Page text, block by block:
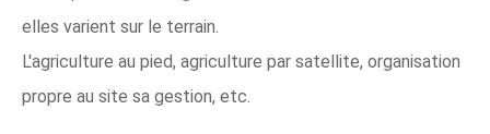
elles varient sur le terrain.
L'agriculture au pied, agriculture par satellite, organisation
propre au site sa gestion, etc.